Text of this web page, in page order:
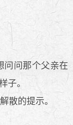
问那个父亲在
子。
散的提示。